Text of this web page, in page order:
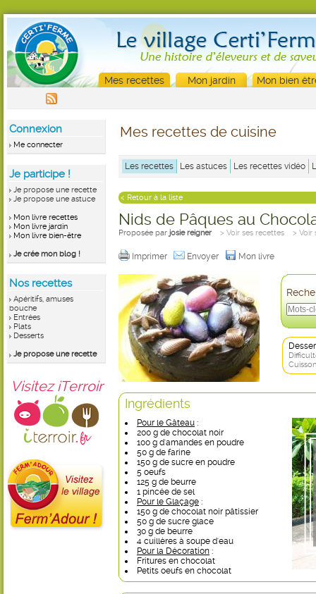
Mes recettes Mon jardin Mon bien
Connexion
Me connecter
Je participe !
Je propose une recette
Je propose une astuce
Mon livre recettes
Mon livre jardin
Mon livre bien-être
Je crée mon blog !
Nos recettes
Apéritifs, amuses
bouche
Entrées
Plats
Desserts
Je propose une recette
Visitez iTerroir
Mes recettes de cuisine
Les recettes Les astuces Les recettes vidéo
< Retour à la liste
Nids de Pâques au
Proposée par josie reigner > Voir ses recettes > Voir
Imprimer Envoyer Mon livre
Ingrédients
Pour le Gâteau :
200 g de chocolat noir
100 g d'amandes en poudre
50 g de farine
150 g de sucre en poudre
5 oeufs
125 g de beurre
1 pincée de sel
Pour le Glaçage :
150 g de chocolat noir pâtissier
50 g de sucre glace
30 g de beurre
4 cuillères à soupe d'eau
Pour la Décoration :
Fritures en chocolat
Petits oeufs en chocolat